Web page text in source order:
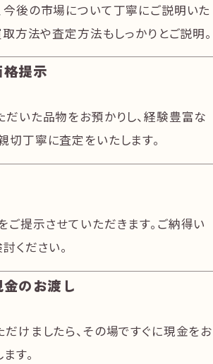
プロミス様の看板が見える方向にお
さい。
尼崎中央商店街三番街入り口の信
進みください。
今後の市場について丁寧にご説明いた
取方法や査定方法もしっかりとご説明。
提示
だいた品物をお預かりし、経験豊富な
切丁寧に査定をいたします。
ご提示させていただきます。ご納得い
ください。
のお渡し
だけましたら、その場ですぐに現金をお
す。